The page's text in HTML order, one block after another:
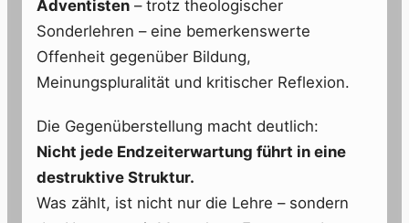
Adventisten – trotz theologischer
Sonderlehren – eine bemerkenswerte
Offenheit gegenüber Bildung,
Meinungspluralität und kritischer Reflexion.
Die Gegenüberstellung macht deutlich:
Nicht jede Endzeiterwartung führt in eine
destruktive Struktur.
Was zählt, ist nicht nur die Lehre – sondern